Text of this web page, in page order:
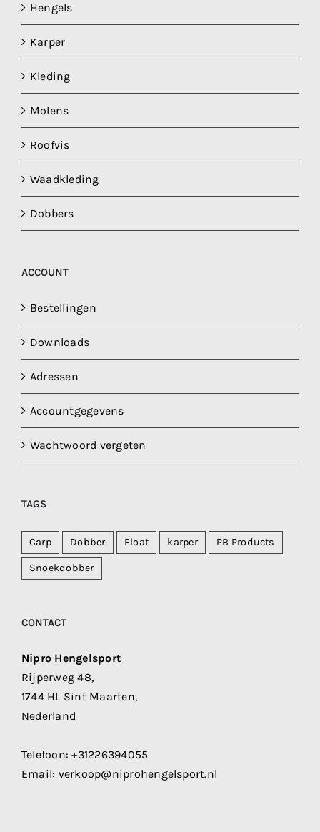
Hengels
Karper
Kleding
Molens
Roofvis
Waadkleding
Dobbers
ACCOUNT
Bestellingen
Downloads
Adressen
Accountgegevens
Wachtwoord vergeten
TAGS
Carp Dobber Float karper PB Products
Snoekdobber
CONTACT
Nipro Hengelsport
Rijperweg 48,
1744 HL Sint Maarten,
Nederland
Telefoon:+31226394055
Email: verkoop@niprohengelsport.nl